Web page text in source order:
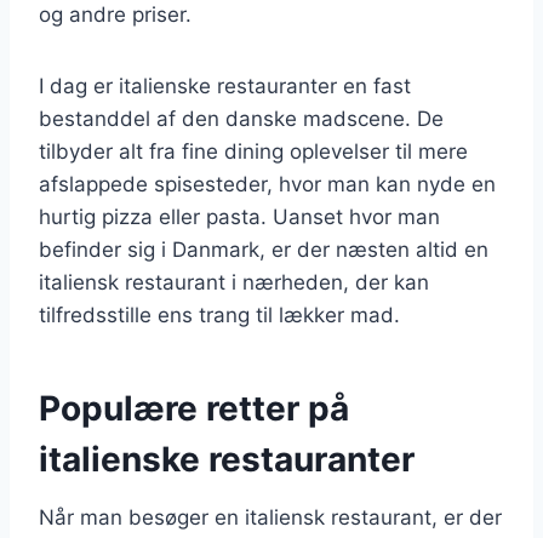
og andre priser.
I dag er italienske restauranter en fast
bestanddel af den danske madscene. De
tilbyder alt fra fine dining oplevelser til mere
afslappede spisesteder, hvor man kan nyde en
hurtig pizza eller pasta. Uanset hvor man
befinder sig i Danmark, er der næsten altid en
italiensk restaurant i nærheden, der kan
tilfredsstille ens trang til lækker mad.
Populære retter på
italienske restauranter
Når man besøger en italiensk restaurant, er der